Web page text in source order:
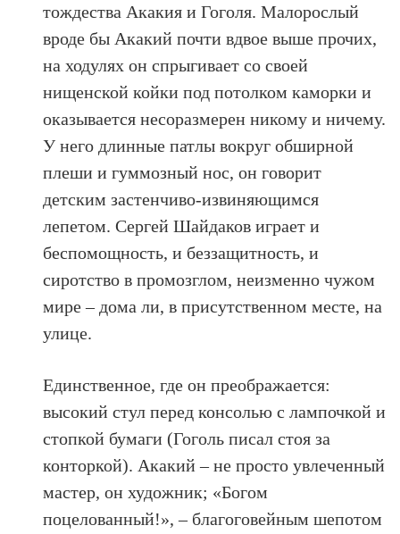
тождества Акакия и Гоголя. Малорослый
вроде бы Акакий почти вдвое выше прочих,
на ходулях он спрыгивает со своей
нищенской койки под потолком каморки и
оказывается несоразмерен никому и ничему.
У него длинные патлы вокруг обширной
плеши и гуммозный нос, он говорит
детским застенчиво-извиняющимся
лепетом. Сергей Шайдаков играет и
беспомощность, и беззащитность, и
сиротство в промозглом, неизменно чужом
мире – дома ли, в присутственном месте, на
улице.
Единственное, где он преображается:
высокий стул перед консолью с лампочкой и
стопкой бумаги (Гоголь писал стоя за
конторкой). Акакий – не просто увлеченный
мастер, он художник; «Богом
поцелованный!», – благоговейным шепотом